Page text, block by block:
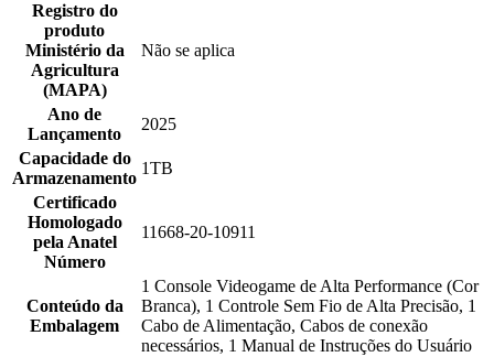
Registro do
produto
Ministério da
Agricultura
(MAPA)
Não se aplica
Ano de
Lançamento
2025
Capacidade do
Armazenamento
1TB
Certificado
Homologado
pela Anatel
Número
11668-20-10911
Conteúdo da
Embalagem
1 Console Videogame de Alta Performance (Cor
Branca), 1 Controle Sem Fio de Alta Precisão, 1
Cabo de Alimentação, Cabos de conexão
necessários, 1 Manual de Instruções do Usuário